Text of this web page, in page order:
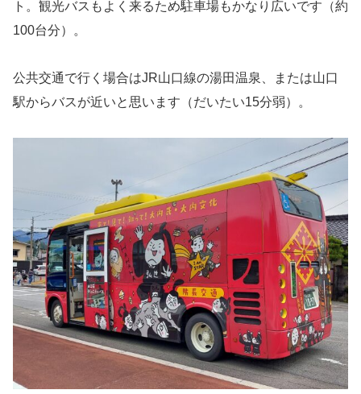
ト。観光バスもよく来るため駐車場もかなり広いです（約
100台分）。
公共交通で行く場合はJR山口線の湯田温泉、または山口
駅からバスが近いと思います（だいたい15分弱）。